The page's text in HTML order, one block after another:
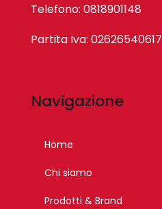
Telefono: 0818901148
Partita Iva: 02626540617
Navigazione
Home
Chi siamo
Prodotti & Brand